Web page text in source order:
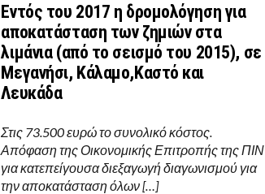
Eντός του 2017 η δρομολόγηση για
αποκατάσταση των ζημιών στα
λιμάνια (από το σεισμό του 2015), σε
Μεγανήσι, Κάλαμο,Καστό και
Λευκάδα
Στις 73.500 ευρώ το συνολικό κόστος.
Απόφαση της Οικονομικής Επιτροπής της ΠΙΝ
για κατεπείγουσα διεξαγωγή διαγωνισμού για
την αποκατάσταση όλων […]